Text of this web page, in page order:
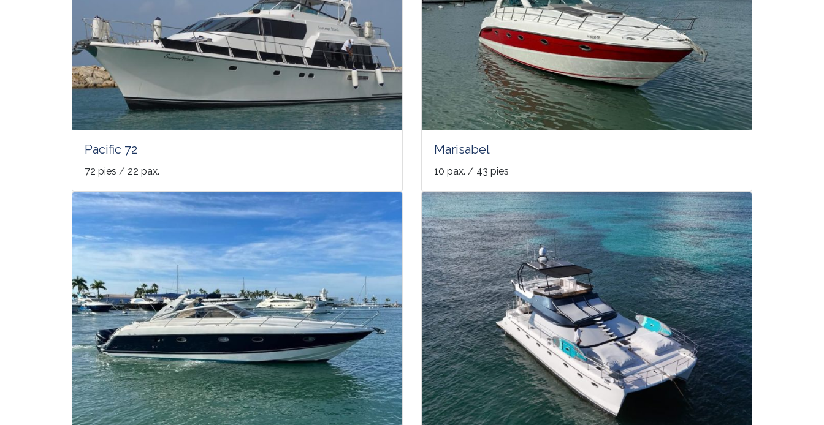
Pacific 72
72 pies / 22 pax.
Marisabel
10 pax. / 43 pies